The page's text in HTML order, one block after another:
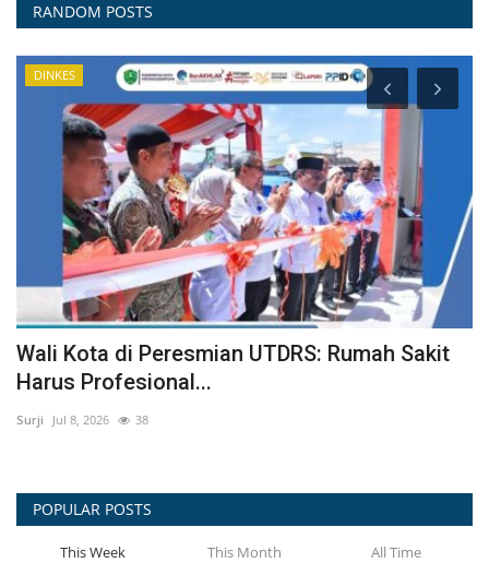
RANDOM POSTS
DINKES
Wali Kota di Peresmian UTDRS: Rumah Sakit
Harus Profesional...
Surji Jul 8, 2026 38
POPULAR POSTS
This Week This Month All Time